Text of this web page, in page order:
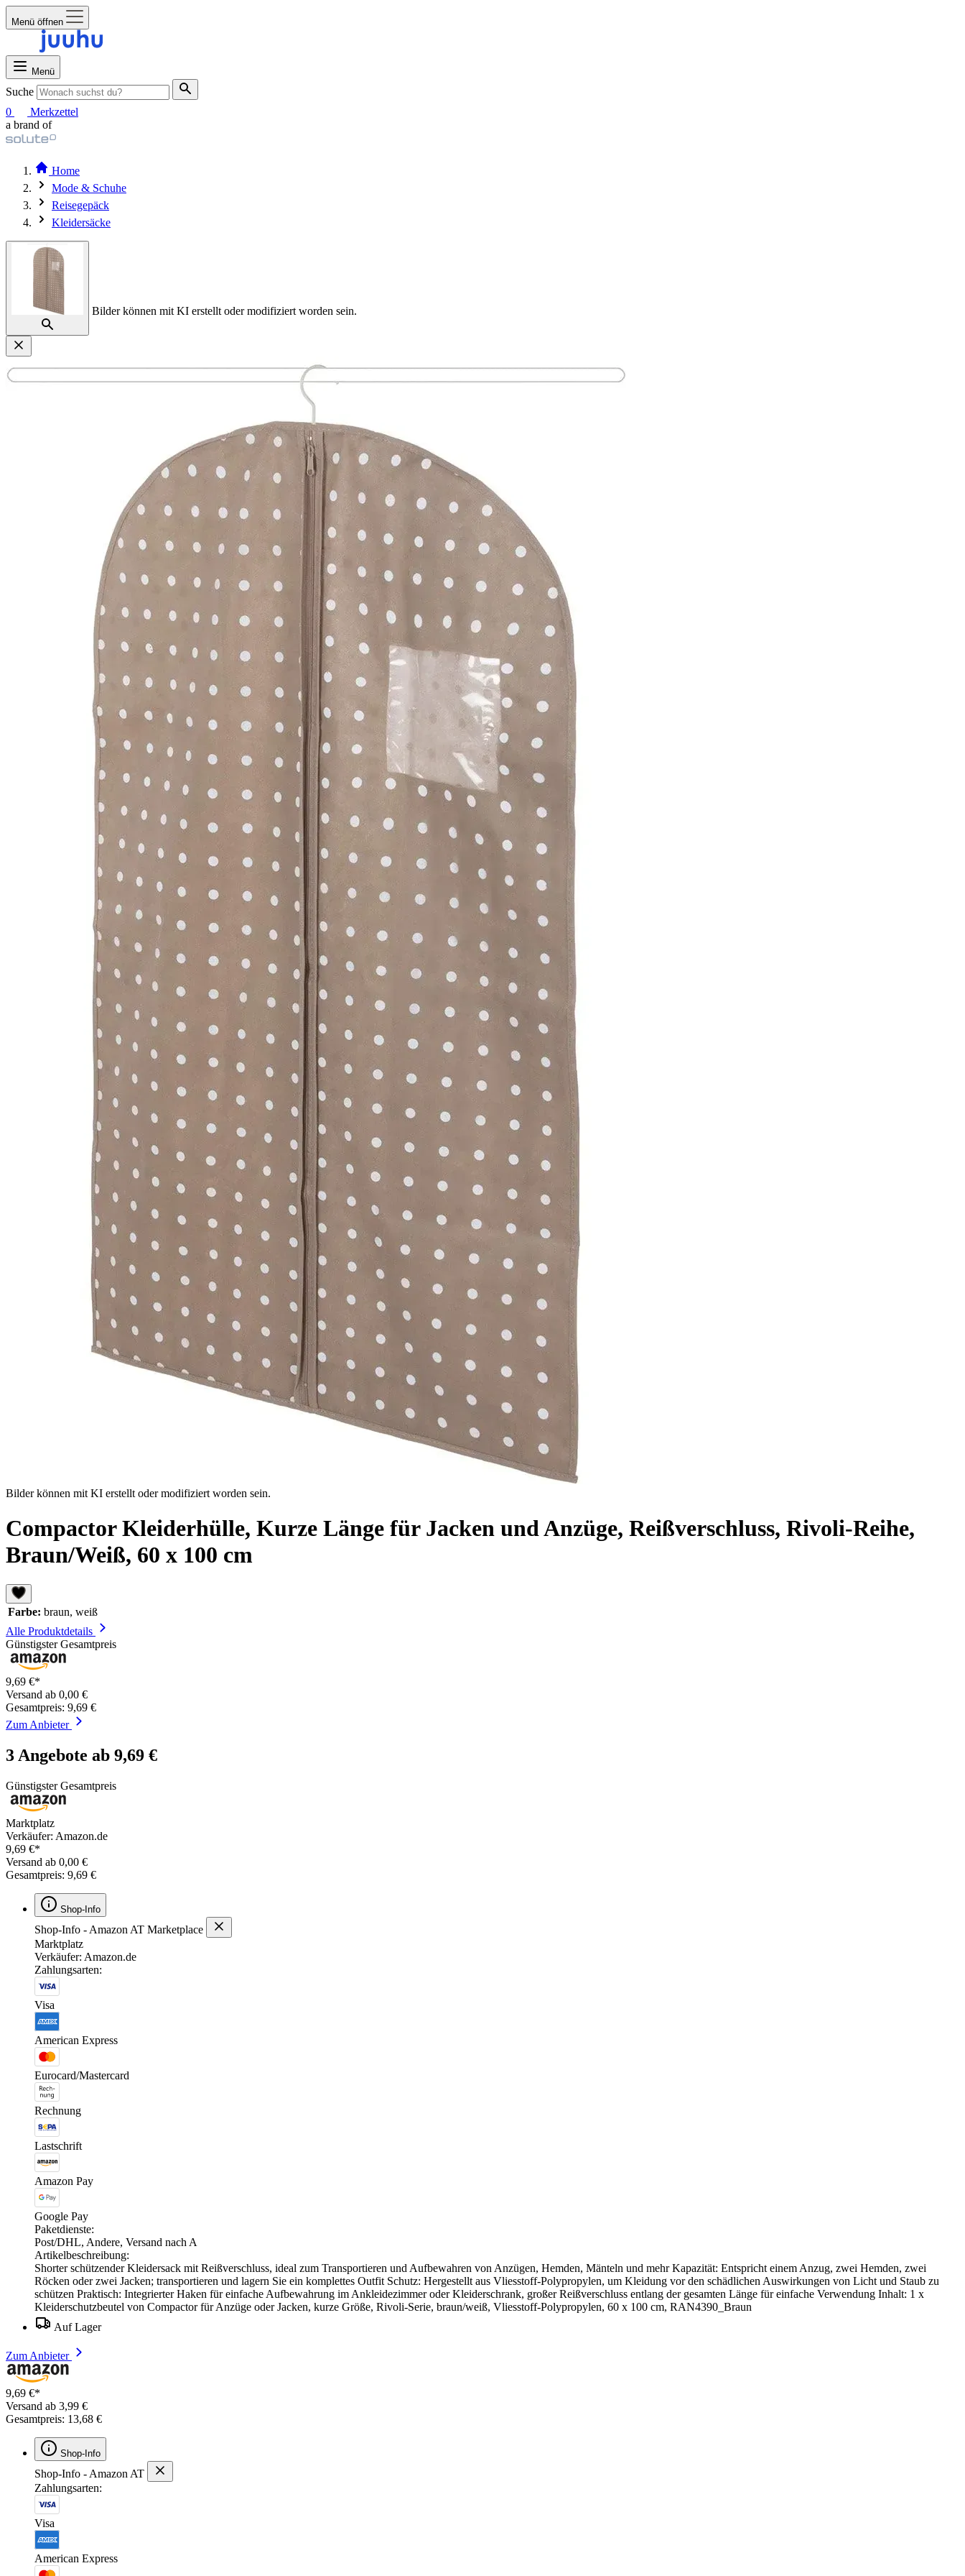
Menü öffnen
Menü
Suche
0
Merkzettel
a brand of
Home
Mode & Schuhe
Reisegepäck
Kleidersäcke
Bilder können mit KI erstellt oder modifiziert worden sein.
Bilder können mit KI erstellt oder modifiziert worden sein.
Compactor Kleiderhülle, Kurze Länge für Jacken und Anzüge, Reißverschluss, Rivoli-Reihe,
Braun/Weiß, 60 x 100 cm
Farbe: braun, weiß
Alle Produktdetails
Günstigster Gesamtpreis
9,69 €*
Versand ab 0,00 €
Gesamtpreis: 9,69 €
Zum Anbieter
3 Angebote ab 9,69 €
Günstigster Gesamtpreis
Marktplatz
Verkäufer: Amazon.de
9,69 €*
Versand ab 0,00 €
Gesamtpreis: 9,69 €
Shop-Info
Shop-Info - Amazon AT Marketplace
Marktplatz
Verkäufer: Amazon.de
Zahlungsarten:
Visa
American Express
Eurocard/Mastercard
Rechnung
Lastschrift
Amazon Pay
Google Pay
Paketdienste:
Post/DHL, Andere, Versand nach A
Artikelbeschreibung:
Shorter schützender Kleidersack mit Reißverschluss, ideal zum Transportieren und Aufbewahren von Anzügen, Hemden, Mänteln und mehr Kapazität: Entspricht einem Anzug, zwei Hemden, zwei
Röcken oder zwei Jacken; transportieren und lagern Sie ein komplettes Outfit Schutz: Hergestellt aus Vliesstoff-Polypropylen, um Kleidung vor den schädlichen Auswirkungen von Licht und Staub zu
schützen Praktisch: Integrierter Haken für einfache Aufbewahrung im Ankleidezimmer oder Kleiderschrank, großer Reißverschluss entlang der gesamten Länge für einfache Verwendung Inhalt: 1 x
Kleiderschutzbeutel von Compactor für Anzüge oder Jacken, kurze Größe, Rivoli-Serie, braun/weiß, Vliesstoff-Polypropylen, 60 x 100 cm, RAN4390_Braun
Auf Lager
Zum Anbieter
9,69 €*
Versand ab 3,99 €
Gesamtpreis: 13,68 €
Shop-Info
Shop-Info - Amazon AT
Zahlungsarten:
Visa
American Express